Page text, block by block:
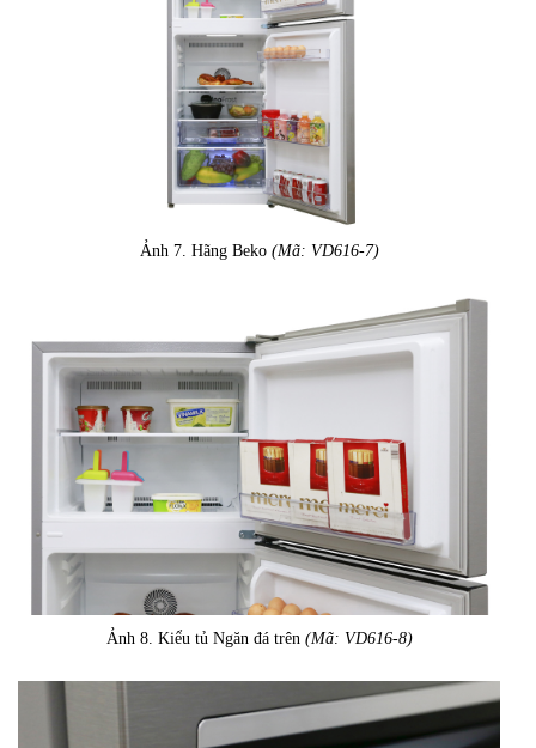
Ảnh 7. Hãng Beko (Mã: VD616-7)
Ảnh 8. Kiểu tủ Ngăn đá trên (Mã: VD616-8)